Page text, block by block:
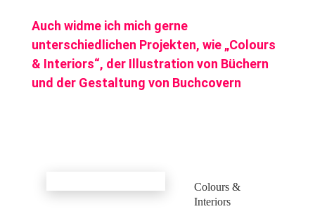
Auch widme ich mich gerne
unterschiedlichen Projekten, wie „Colours
& Interiors“, der Illustration von Büchern
und der Gestaltung von Buchcovern
Colours &
Interiors